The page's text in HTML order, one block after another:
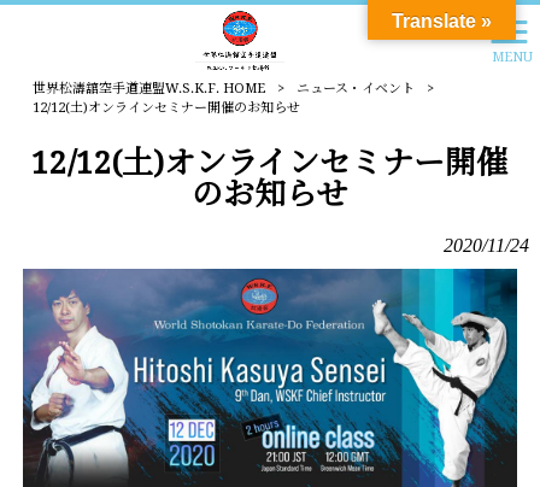
MENU
世界松濤舘空手道連盟W.S.K.F. HOME
> ニュース・イベント
>
12/12(土)オンラインセミナー開催のお知らせ
12/12(土)オンラインセミナー開催
のお知らせ
2020/11/24
Translate »